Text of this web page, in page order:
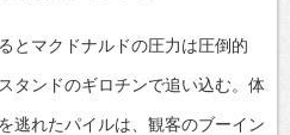
とマクドナルドの圧力は圧倒的
タンドのギロチンで追い込む。体
逃れたパイルは、観客のブーイン